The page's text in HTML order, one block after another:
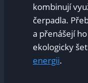
kombinují⁤
čerpadla.
a přenášejí
ekologicky
energii.